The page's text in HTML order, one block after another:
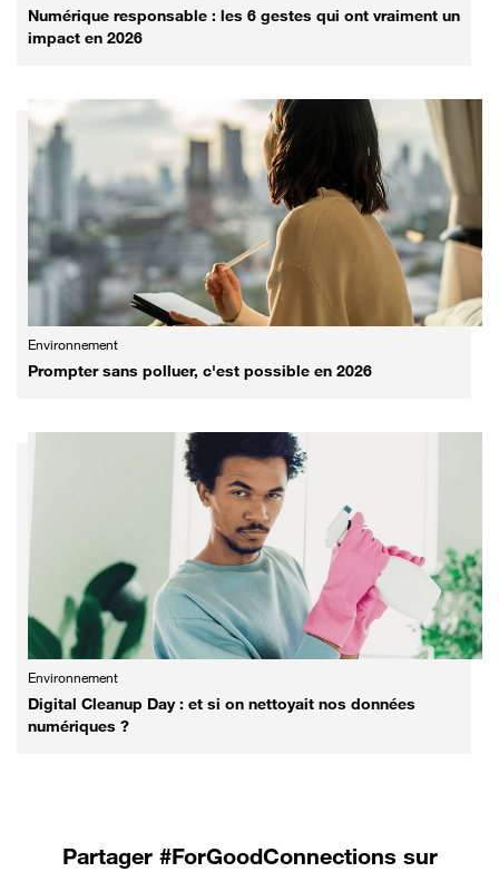
Numérique responsable : les 6 gestes qui ont vraiment un
impact en 2026
Environnement
Prompter sans polluer, c'est possible en 2026
Environnement
Digital Cleanup Day : et si on nettoyait nos données
numériques ?
Partager#ForGoodConnections sur